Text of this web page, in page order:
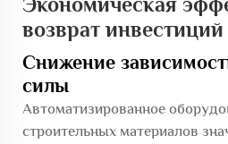
возврат инвестиций
Снижение
силы
Автоматизированное
строительных материалов